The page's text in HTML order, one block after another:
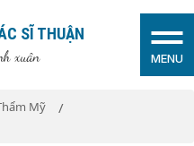
SĨ THUẬN
xuân MENU
Mỹ